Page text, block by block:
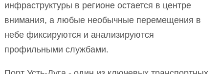
инфраструктуры в регионе остается в центре
внимания, а любые необычные перемещения в
небе фиксируются и анализируются
профильными службами.